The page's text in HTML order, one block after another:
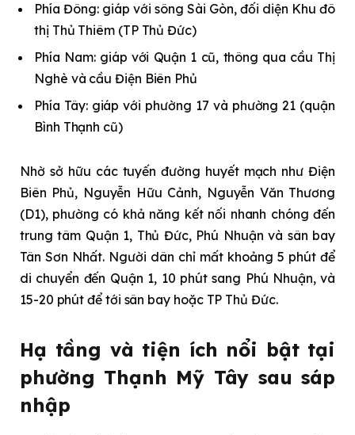
Phía Đông: giáp với sông Sài Gòn, đối diện Khu đô
thị Thủ Thiêm (TP Thủ Đức)
Phía Nam: giáp với Quận 1 cũ, thông qua cầu Thị
Nghè và cầu Điện Biên Phủ
Phía Tây: giáp với phường 17 và phường 21 (quận
Bình Thạnh cũ)
Nhờ sở hữu các tuyến đường huyết mạch như Điện
Biên Phủ, Nguyễn Hữu Cảnh, Nguyễn Văn Thương
(D1), phường có khả năng kết nối nhanh chóng đến
trung tâm Quận 1, Thủ Đức, Phú Nhuận và sân bay
Tân Sơn Nhất. Người dân chỉ mất khoảng 5 phút để
di chuyển đến Quận 1, 10 phút sang Phú Nhuận, và
15-20 phút để tới sân bay hoặc TP Thủ Đức.
Hạ tầng và tiện ích nổi bật tại
phường Thạnh Mỹ Tây sau sáp
nhập